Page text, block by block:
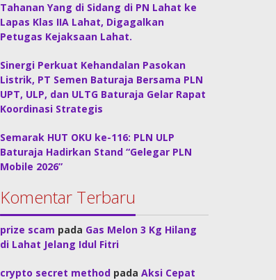
Tahanan Yang di Sidang di PN Lahat ke
Lapas Klas IIA Lahat, Digagalkan
Petugas Kejaksaan Lahat.
Sinergi Perkuat Kehandalan Pasokan
Listrik, PT Semen Baturaja Bersama PLN
UPT, ULP, dan ULTG Baturaja Gelar Rapat
Koordinasi Strategis
Semarak HUT OKU ke-116: PLN ULP
Baturaja Hadirkan Stand “Gelegar PLN
Mobile 2026”
Komentar Terbaru
prize scam pada Gas Melon 3 Kg Hilang
di Lahat Jelang Idul Fitri
crypto secret method padaAksi Cepat